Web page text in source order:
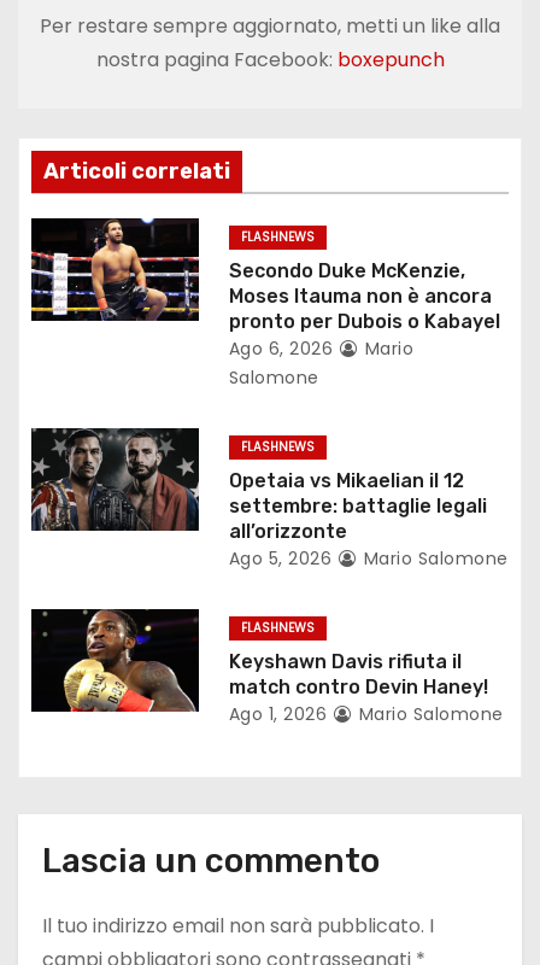
g
i
o
n
e
r
t
i
o
i
Per restare sempre aggiornato, metti un like alla
nostra pagina Facebook: boxepunch
Articoli correlati
FLASHNEWS
Secondo Duke McKenzie,
Moses Itauma non è ancora
pronto per Dubois o Kabayel
Ago 6, 2026
Mario
Salomone
FLASHNEWS
Opetaia vs Mikaelian il 12
settembre: battaglie legali
all’orizzonte
Ago 5, 2026 Mario Salomone
FLASHNEWS
Keyshawn Davis rifiuta il
match contro Devin Haney!
Ago 1, 2026 Mario Salomone
Lascia un commento
Il tuo indirizzo email non sarà pubblicato. I
campi obbligatori sono contrassegnati *